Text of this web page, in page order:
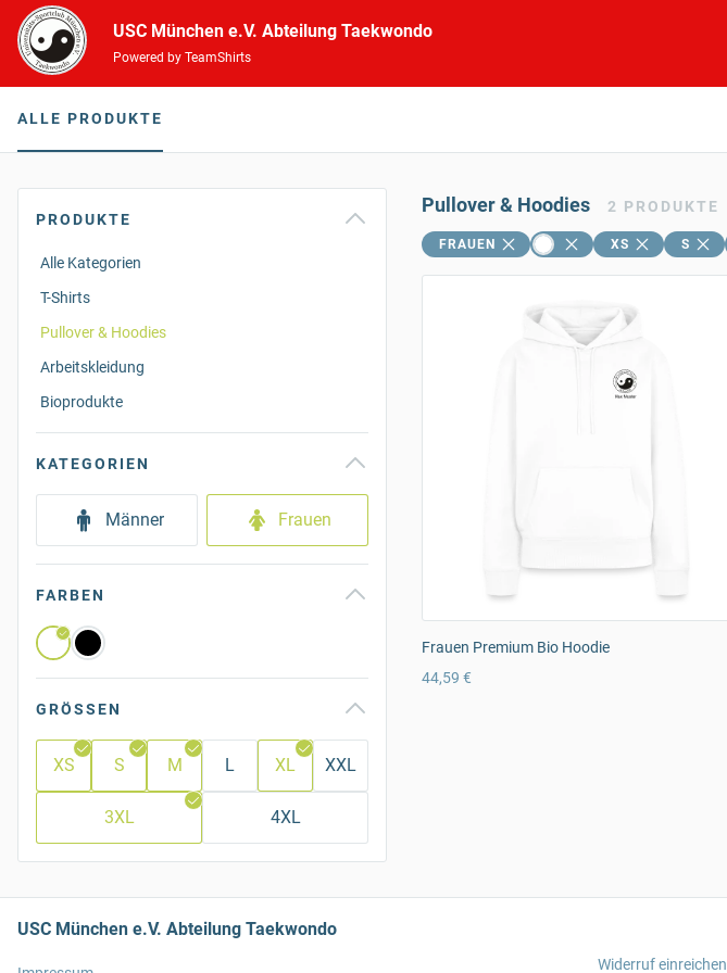
USC München e.V. Abteilung Taekwondo
Powered by TeamShirts
ALLE PRODUKTE
PRODUKTE
Alle Kategorien
T-Shirts
Pullover & Hoodies
Arbeitskleidung
Bioprodukte
KATEGORIEN
Männer Frauen
FARBEN
GRÖSSEN
XS S M L XL XXL
3XL 4XL
Pullover & Hoodies 2 PRODUKTE
FRAUEN XS S
Frauen Premium Bio Hoodie
44,59 €
USC München e.V. Abteilung Taekwondo
Widerruf einreichen